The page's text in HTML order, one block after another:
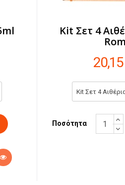
Kit Σετ 4
Ποσότητα